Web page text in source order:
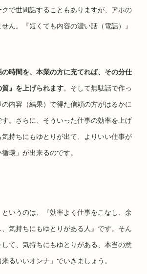
で世間話することもありますが、アホの
ん。『短くても内容の濃い話（電話）』
時間を、本業の方に充てれば、その分仕
』を上げられます。そして無駄話で作っ
内容（結果）で得た信頼の方がはるかに
。さらに、そういった仕事の効率を上げ
持ちにもゆとりが出て、よりいい仕事が
環」が出来るのです。
というのは、『効率よく仕事をこなし、余
気持ちにもゆとりがある人』です。そん
て、気持ちにもゆとりがある、本当の意
るいいオンナ」でいきましょう。